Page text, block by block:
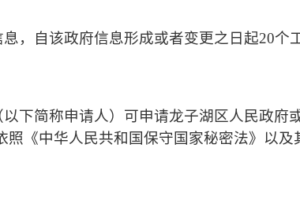
，自该政府信息形成或者变更之日起20个
下简称申请人）可申请龙子湖区人民政府
照《中华人民共和国保守国家秘密法》以